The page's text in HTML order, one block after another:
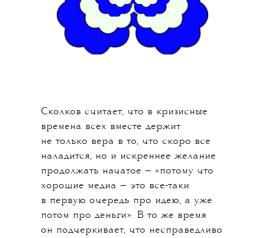
Сколков считает, что в кризисные
времена всех вместе держит
не только вера в то, что скоро все
наладится, но и искреннее желание
продолжать начатое — «потому что
хорошие медиа — это все-таки
в первую очередь про идею, а уже
потом про деньги». В то же время
он подчеркивает, что несправедливо